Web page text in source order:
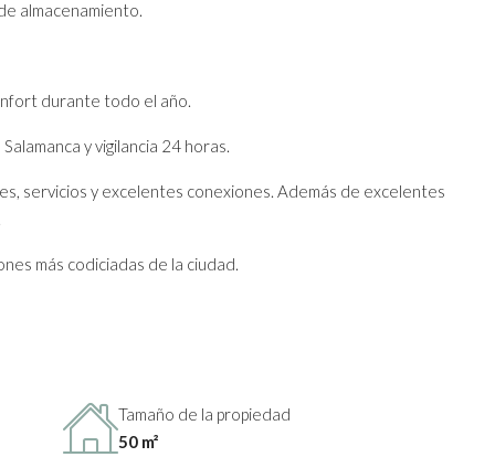
almacenamiento.
durante todo el año.
y vigilancia 24 horas.
servicios y excelentes conexiones. Además de excelentes
más codiciadas de la ciudad.
Tamaño de la propiedad
50 m²